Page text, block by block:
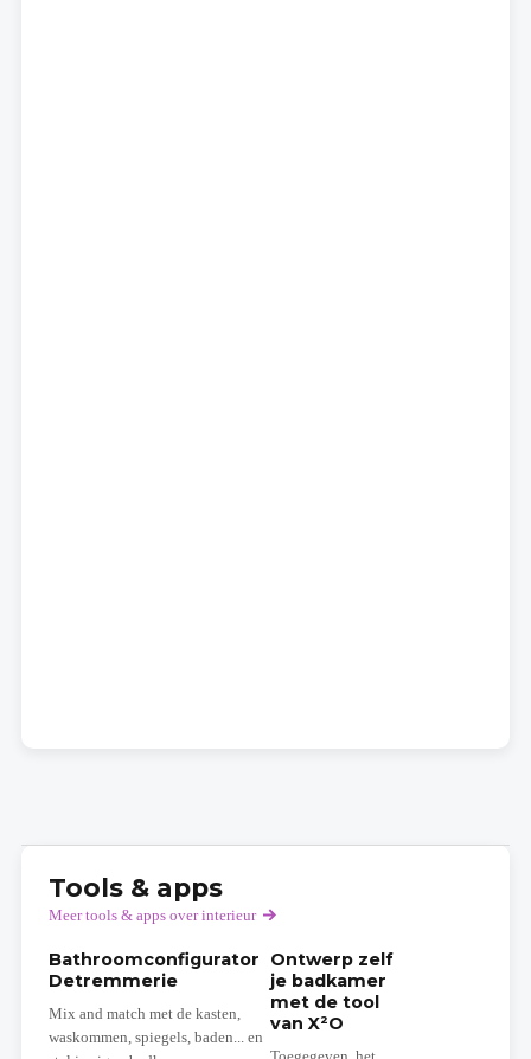
Tools & apps
Meer tools & apps over interieur
Bathroomconfigurator
Detremmerie
Mix and match met de kasten,
waskommen, spiegels, baden... en
Ontwerp zelf
je badkamer
met de tool
van X²O